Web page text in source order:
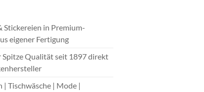
Stickereien in Premium-
eigener Fertigung
Spitze Qualität seit 1897 direkt
| Tischwäsche | Mode |